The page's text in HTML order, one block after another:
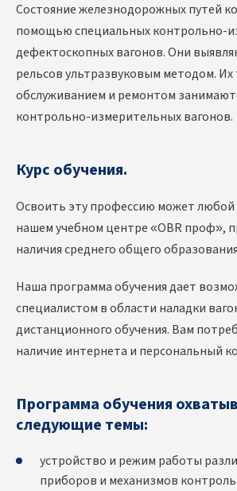
Состояние железнодорожных путей
помощью специальных контрольно-
дефектоскопных вагонов. Они
рельсов ультразвуковым методом. Их
обслуживанием и ремонтом
контрольно-измерительных вагонов.
Курс обучения.
Освоить эту профессию может
нашем учебном центре «OBR проф»,
наличия среднего общего
Наша программа обучения дает
специалистом в области наладки
дистанционного обучения. Вам
наличие интернета и персональный
Программа обучения
следующие темы:
устройство и режим работы
приборов и механизмов